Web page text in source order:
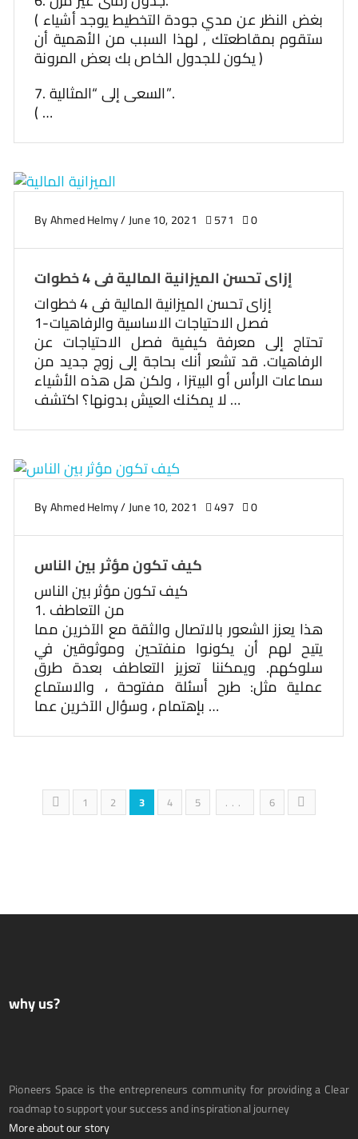
( بغض النظر عن مدي جودة التخطيط يوجد أشياء
ستقوم بمقاطعتك , لهذا السبب من الأهمية أن
يكون للجدول الخاص بك بعض المرونة )
7. السعى إلى “المثالية”.
( …
ByAhmed Helmy/June 10, 2021 571 0
إزاى تحسن الميزانية المالية فى 4 خطوات
إزاى تحسن الميزانية المالية فى 4 خطوات
1-فصل الاحتياجات الاساسية والرفاهيات
تحتاج إلى معرفة كيفية فصل الاحتياجات عن
الرفاهيات. قد تشعر أنك بحاجة إلى زوج جديد من
سماعات الرأس أو البيتزا ، ولكن هل هذه الأشياء
لا يمكنك العيش بدونها؟ اكتشف …
ByAhmed Helmy/June 10, 2021 497 0
كيف تكون مؤثر بين الناس
كيف تكون مؤثر بين الناس
1. من التعاطف
هذا يعزز الشعور بالاتصال والثقة مع الآخرين مما
يتيح لهم أن يكونوا منفتحين وموثوقين في
سلوكهم. ويمكننا تعزيز التعاطف بعدة طرق
عملية مثل: طرح أسئلة مفتوحة ، والاستماع
بإهتمام ، وسؤال الآخرين عما …
1 2 3 4 5 ... 6
why us?
Pioneers Space is the entrepreneurs community for providing a Clear
roadmap to support your success and inspirational journey
More about our story